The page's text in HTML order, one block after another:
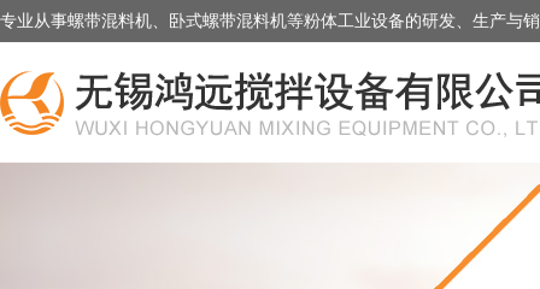
专业从事螺带混料机、卧式螺带混料机等粉体工业设备的研发、生产与